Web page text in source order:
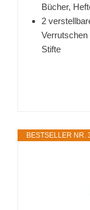
Bücher,
2
Stifte
BESTSELLER NR.